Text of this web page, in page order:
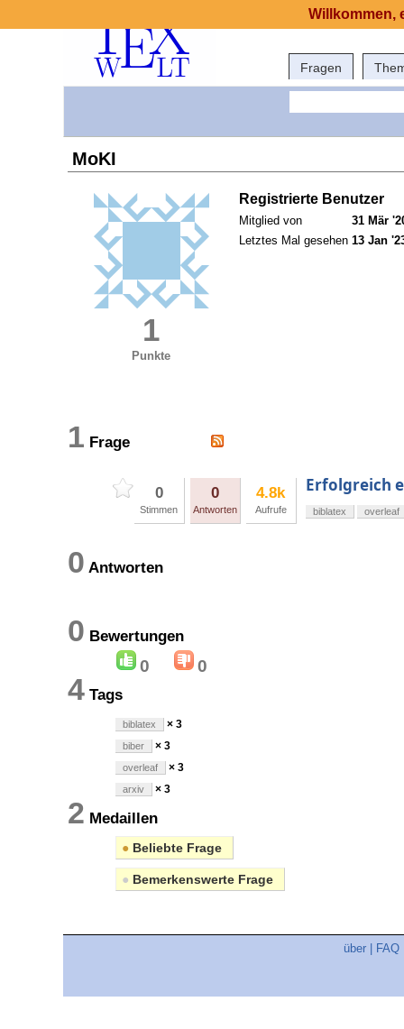
Fragen
MoKI
1
Punkte
Registrierte Benutzer
Mitglied von
31 Mär
Letztes Mal gesehen 13 Jan
1 Frage
0
Stimmen
0
Antworten
4.8k
Aufrufe
Erfolgreich
biblatex overleaf
0 Antworten
0 Bewertungen
0 0
4 Tags
biblatex × 3
biber × 3
overleaf × 3
arxiv × 3
2 Medaillen
● Beliebte Frage
● Bemerkenswerte Frage
über FAQ
Willkommen,